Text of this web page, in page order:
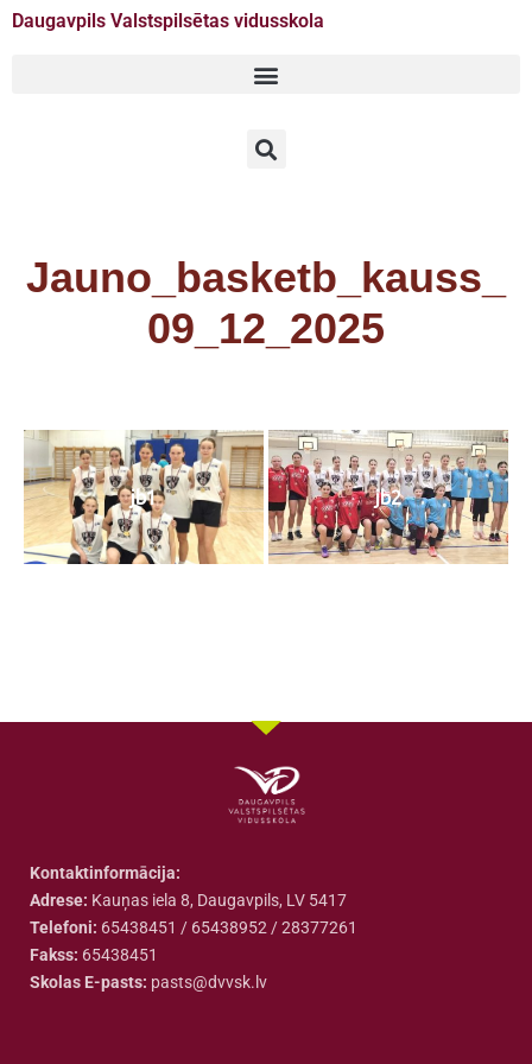
Daugavpils Valstspilsētas vidusskola
Jauno_basketb_kauss_
09_12_2025
jb1 jb2
Kontaktinformācija:
Adrese: Kauņas iela 8, Daugavpils, LV 5417
Telefoni: 65438451 / 65438952 / 28377261
Fakss: 65438451
Skolas E-pasts: pasts@dvvsk.lv